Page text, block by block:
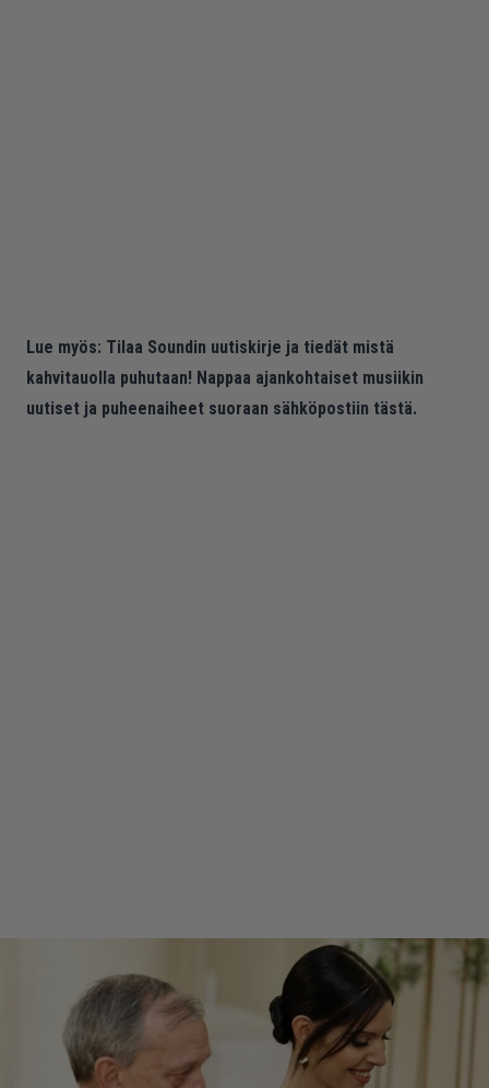
Lue myös: Tilaa Soundin uutiskirje ja tiedät mistä
kahvitauolla puhutaan! Nappaa ajankohtaiset musiikin
uutiset ja puheenaiheet suoraan sähköpostiin tästä.